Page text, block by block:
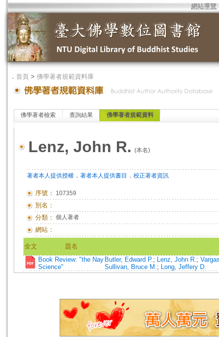
網站導覽
． 首頁 > 佛學著者規範資料庫
佛學著者檢索 查詢結果 佛學著者規範資料
Lenz, John R. (本名)
著者本人提供授權 ． 著者本人提供書目 ． 校正著者資訊
序號： 107359
別名：
分類： 個人著者
網站：
全文
題名
Book Review: "the Nay
Science"
Butler, Edward P.; Lenz, John R.;
Sullivan, Bruce M.; Long, Jeffery D.